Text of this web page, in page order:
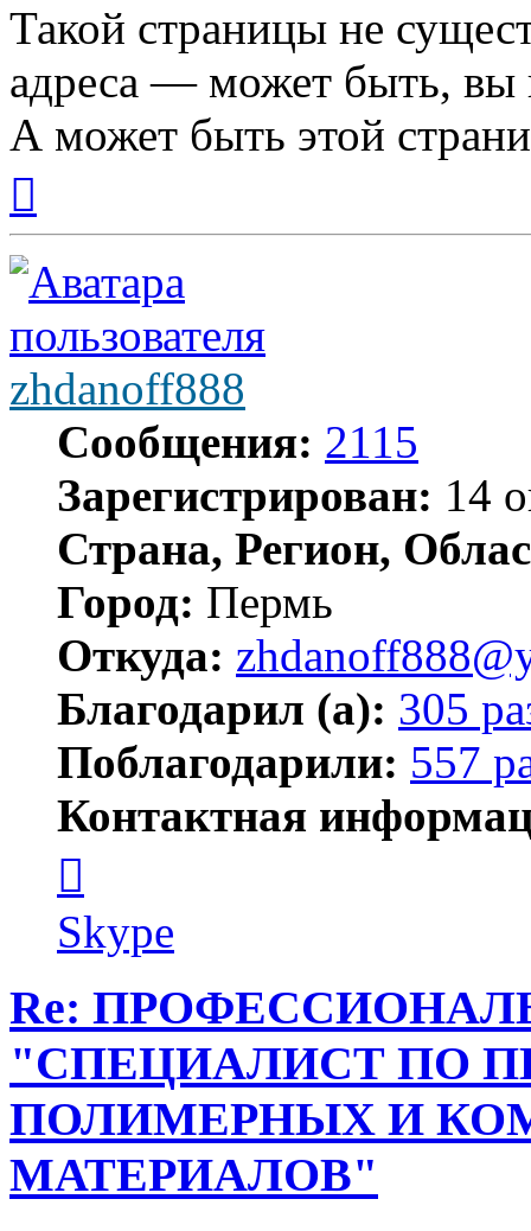
Такой страницы не
адреса — может быть, вы
А может быть этой
началу
zhdanoff888
Сообщения: 2115
Зарегистрирован: 14
Страна, Регион,
Город: Пермь
Откуда:
Благодарил (а): 305
Поблагодарили: 557
Контактная
пользователя
zhdanoff888
Skype
Re:
"СПЕЦИАЛИСТ ПО
ПОЛИМЕРНЫХ И
МАТЕРИАЛОВ"